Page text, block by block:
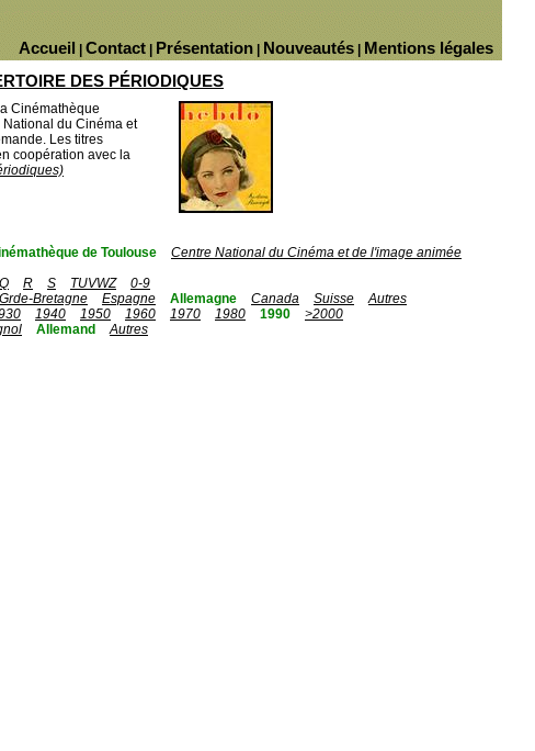
Mentions légales
Nouveautés
Présentation
Contact
Accueil
DES PÉRIODIQUES
Cinémathèque
du Cinéma et
Les titres
coopération avec la
de Toulouse
Centre National du Cinéma et de l'image animée
R S TUVWZ
0-9
Grde-Bretagne Espagne Allemagne Canada Suisse
Autres
1940 1950 1960 1970 1980 1990
>2000
Allemand
Autres